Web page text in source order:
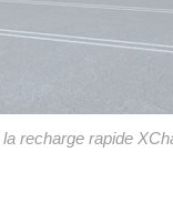
recharge rapide